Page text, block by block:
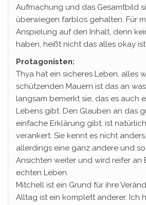
Aufmachung und das Gesamtbild
überwiegen farblos gehalten. Für
Anspielung auf den Inhalt, denn
haben, heißt nicht das alles okay
Protagonisten:
Thya hat ein sicheres Leben, alles
schützenden Mauern ist das an
langsam bemerkt sie, das es auch
Lebens gibt. Den Glauben an das
einfache Erklärung gibt, ist
verankert. Sie kennt es nicht
allerdings eine ganz andere und
Ansichten weiter und wird reifer an
echten Leben.
Mitchell ist ein Grund für ihre
Alltag ist ein komplett anderer. Ich